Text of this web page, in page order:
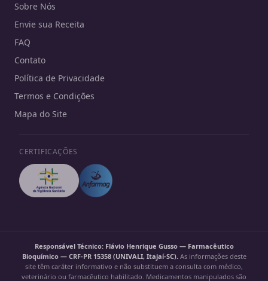
Sobre Nós
Envie sua Receita
FAQ
Contato
Política de Privacidade
Termos e Condições
Mapa do Site
CERTIFICAÇÕES
Responsável Técnico: Flávio Henrique Gusso — Farmacêutico
Bioquímico — CRF-PR 15358 (UNIVALI, Itajaí-SC). As informações deste
site têm caráter informativo e não substituem a consulta com médico,
veterinário ou farmacêutico habilitado. Medicamentos manipulados são